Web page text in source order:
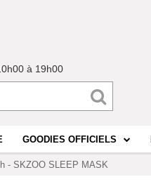
à 19h00
GOODIES OFFICIELS
- SKZOO SLEEP MASK